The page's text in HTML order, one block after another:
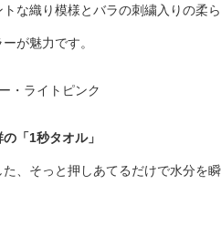
な織り模様とバラの刺繍入りの柔ら
が魅力です。
・ライトピンク
「1秒タオル」
、そっと押しあてるだけで水分を瞬